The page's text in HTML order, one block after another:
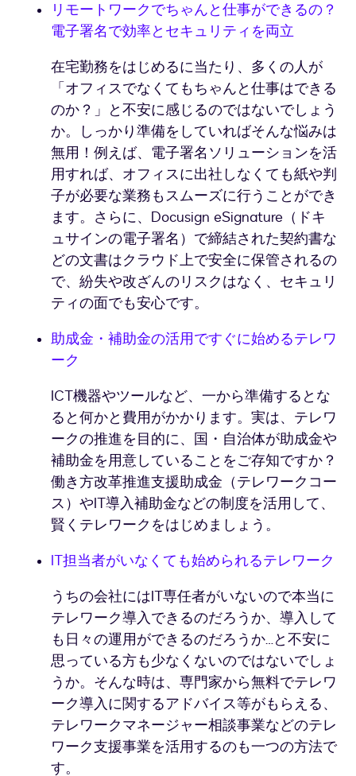
リモートワークでちゃんと仕事ができるの？
電子署名で効率とセキュリティを両立
在宅勤務をはじめるに当たり、多くの人が
「オフィスでなくてもちゃんと仕事はできる
のか？」と不安に感じるのではないでしょう
か。しっかり準備をしていればそんな悩みは
無用！例えば、電子署名ソリューションを活
用すれば、オフィスに出社しなくても紙や判
子が必要な業務もスムーズに行うことができ
ます。さらに、Docusign eSignature（ドキ
ュサインの電子署名）で締結された契約書な
どの文書はクラウド上で安全に保管されるの
で、紛失や改ざんのリスクはなく、セキュリ
ティの面でも安心です。
助成金・補助金の活用ですぐに始めるテレワ
ーク
ICT機器やツールなど、一から準備するとな
ると何かと費用がかかります。実は、テレワ
ークの推進を目的に、国・自治体が助成金や
補助金を用意していることをご存知ですか？
働き方改革推進支援助成金（テレワークコー
ス）やIT導入補助金などの制度を活用して、
賢くテレワークをはじめましょう。
IT担当者がいなくても始められるテレワーク
うちの会社にはIT専任者がいないので本当に
テレワーク導入できるのだろうか、導入して
も日々の運用ができるのだろうか…と不安に
思っている方も少なくないのではないでしょ
うか。そんな時は、専門家から無料でテレワ
ーク導入に関するアドバイス等がもらえる、
テレワークマネージャー相談事業などのテレ
ワーク支援事業を活用するのも一つの方法で
す。